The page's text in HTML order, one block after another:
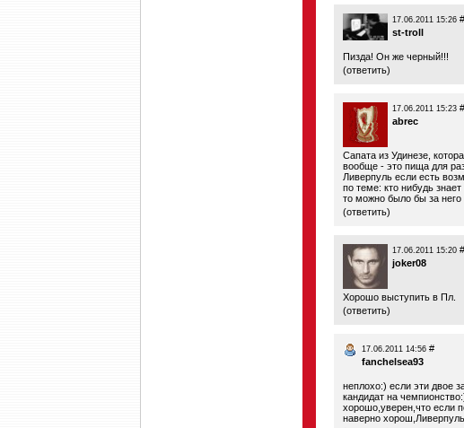
17.06.2011 15:26 #
st-troll
Пиздa! Он же черный!!!
(ответить)
17.06.2011 15:23 #
abrec
Сапата из Удинезе,
вообще - это пища для
Ливерпуль если есть
по теме: кто нибудь
то можно было бы за
(ответить)
17.06.2011 15:20 #
joker08
Хорошо выступить в Пл.
(ответить)
17.06.2011 14:56 #
fanchelsea93
неплохо:) если эти двое
кандидат на
хорошо,уверен,что если
наверно